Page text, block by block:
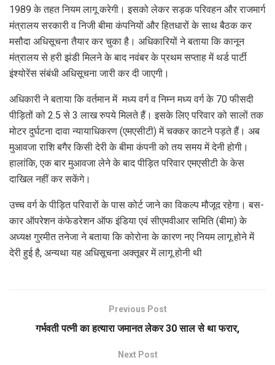
1989 के तहत नियम लागू करेगी। इसको लेकर सड़क परिवहन और राजमार्ग
मंत्रालय सरकारी व निजी बीमा कंपनियों और हितधारों के साथ बैठक कर
मसौदा अधिसूचना तैयार कर चुका है। अधिकारियों ने बताया कि कानून
मंत्रालय से हरी झंडी मिलने के बाद नवंबर के प्रथम सप्ताह में थर्ड पार्टी
इंश्योरेंस संबंधी अधिसूचना जारी कर दी जाएगी।
अधिकारी ने बताया कि वर्तमान में मध्य वर्ग व निम्न मध्य वर्ग के 70 फीसदी
पीड़ितों को 2.5 से 3 लाख रुपये मिलते हैं। इसके लिए परिवार को सालों तक
मोटर दुर्घटना दावा न्यायाधिकरण (एमएसीटी) में चक्कर काटने पड़ते हैं। अब
मुआवजा राशि बगैर किसी देरी के बीमा कंपनी को तय समय में देनी होगी।
हालांकि, एक बार मुआवजा लेने के बाद पीड़ित परिवार एमएसीटी के केस
दाखिल नहीं कर सकेंगे।
उच्च वर्ग के पीड़ित परिवारों के पास कोर्ट जाने का विकल्प मौजूद रहेगा। बस-
कार ऑपरेशन कंफेडरेशन ऑफ इंडिया एवं सीएमवीआर समिति (बीमा) के
अध्यक्ष गुरमीत तनेजा ने बताया कि कोरोना के कारण नए नियम लागू होने में
देरी हुई है, अन्यथा यह अधिसूचना अक्तूबर में लागू होनी थी
Previous Post
गर्भवती पत्नी का हत्यारा जमानत लेकर 30 साल से था फरार,
Next Post